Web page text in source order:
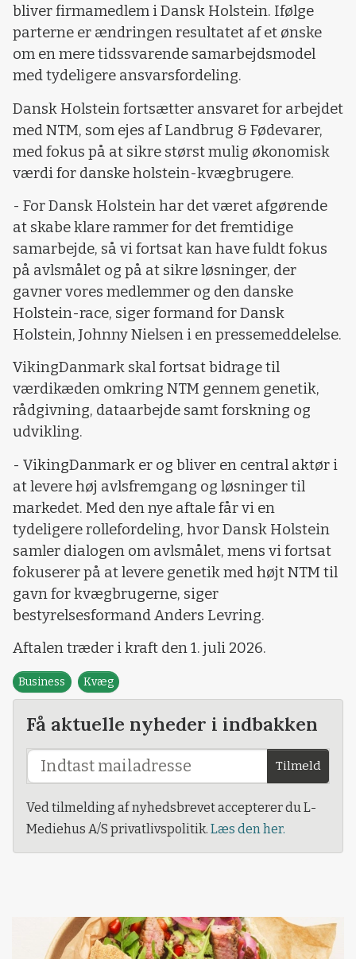
bliver firmamedlem i Dansk Holstein. Ifølge
parterne er ændringen resultatet af et ønske
om en mere tidssvarende samarbejdsmodel
med tydeligere ansvarsfordeling.
Dansk Holstein fortsætter ansvaret for arbejdet
med NTM, som ejes af Landbrug & Fødevarer,
med fokus på at sikre størst mulig økonomisk
værdi for danske holstein-kvægbrugere.
- For Dansk Holstein har det været afgørende
at skabe klare rammer for det fremtidige
samarbejde, så vi fortsat kan have fuldt fokus
på avlsmålet og på at sikre løsninger, der
gavner vores medlemmer og den danske
Holstein-race, siger formand for Dansk
Holstein, Johnny Nielsen i en pressemeddelelse.
VikingDanmark skal fortsat bidrage til
værdikæden omkring NTM gennem genetik,
rådgivning, dataarbejde samt forskning og
udvikling.
- VikingDanmark er og bliver en central aktør i
at levere høj avlsfremgang og løsninger til
markedet. Med den nye aftale får vi en
tydeligere rollefordeling, hvor Dansk Holstein
samler dialogen om avlsmålet, mens vi fortsat
fokuserer på at levere genetik med højt NTM til
gavn for kvægbrugerne, siger
bestyrelsesformand Anders Levring.
Aftalen træder i kraft den 1. juli 2026.
Business Kvæg
Få aktuelle nyheder i indbakken
Tilmeld
Ved tilmelding af nyhedsbrevet accepterer du L-
Mediehus A/S privatlivspolitik. Læs den her.